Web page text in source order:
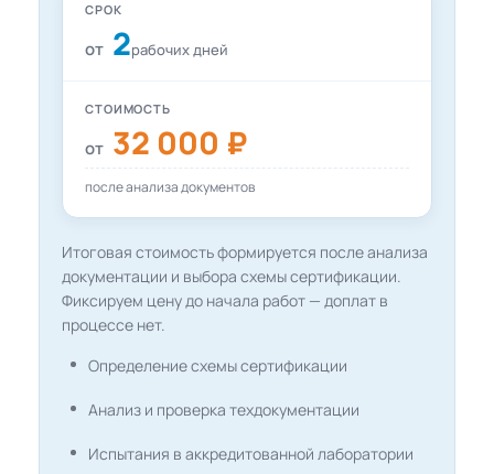
СРОК
от 2рабочих дней
СТОИМОСТЬ
от 32 000 ₽
после анализа документов
Итоговая стоимость формируется после анализа
документации и выбора схемы сертификации.
Фиксируем цену до начала работ — доплат в
процессе нет.
Определение схемы сертификации
Анализ и проверка техдокументации
Испытания в аккредитованной лаборатории